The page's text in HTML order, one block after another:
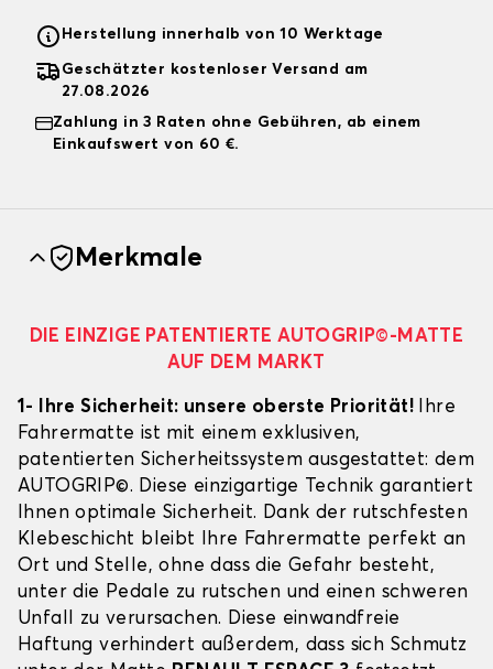
Herstellung innerhalb von 10 Werktage
Geschätzter kostenloser Versand am
27.08.2026
Zahlung in 3 Raten ohne Gebühren, ab einem
Einkaufswert von 60 €.
Merkmale
DIE EINZIGE PATENTIERTE AUTOGRIP©-MATTE
AUF DEM MARKT
1- Ihre Sicherheit: unsere oberste Priorität! Ihre
Fahrermatte ist mit einem exklusiven,
patentierten Sicherheitssystem ausgestattet: dem
AUTOGRIP©. Diese einzigartige Technik garantiert
Ihnen optimale Sicherheit. Dank der rutschfesten
Klebeschicht bleibt Ihre Fahrermatte perfekt an
Ort und Stelle, ohne dass die Gefahr besteht,
unter die Pedale zu rutschen und einen schweren
Unfall zu verursachen. Diese einwandfreie
Haftung verhindert außerdem, dass sich Schmutz